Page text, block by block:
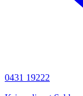
0431 19222